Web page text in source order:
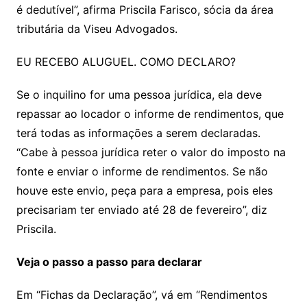
é dedutível”, afirma Priscila Farisco, sócia da área
tributária da Viseu Advogados.
EU RECEBO ALUGUEL. COMO DECLARO?
Se o inquilino for uma pessoa jurídica, ela deve
repassar ao locador o informe de rendimentos, que
terá todas as informações a serem declaradas.
“Cabe à pessoa jurídica reter o valor do imposto na
fonte e enviar o informe de rendimentos. Se não
houve este envio, peça para a empresa, pois eles
precisariam ter enviado até 28 de fevereiro”, diz
Priscila.
Veja o passo a passo para declarar
Em “Fichas da Declaração”, vá em “Rendimentos